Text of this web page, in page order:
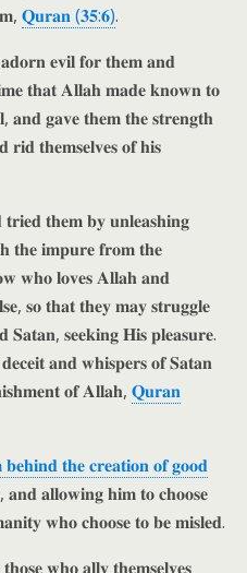
𝐐𝐮𝐫𝐚𝐧 (𝟑𝟓:𝟔).
𝐞𝐯𝐢𝐥 𝐟𝐨𝐫 𝐭𝐡𝐞𝐦 𝐚𝐧𝐝
𝐭𝐡𝐚𝐭 𝐀𝐥𝐥𝐚𝐡 𝐦𝐚𝐝𝐞 𝐤𝐧𝐨𝐰𝐧 𝐭𝐨
𝐚𝐧𝐝 𝐠𝐚𝐯𝐞 𝐭𝐡𝐞𝐦 𝐭𝐡𝐞 𝐬𝐭𝐫𝐞𝐧𝐠𝐭𝐡
𝐫𝐢𝐝 𝐭𝐡𝐞𝐦𝐬𝐞𝐥𝐯𝐞𝐬 𝐨𝐟 𝐡𝐢𝐬
𝐭𝐡𝐞𝐦 𝐛𝐲 𝐮𝐧𝐥𝐞𝐚𝐬𝐡𝐢𝐧𝐠
𝐭𝐡𝐞 𝐢𝐦𝐩𝐮𝐫𝐞 𝐟𝐫𝐨𝐦 𝐭𝐡𝐞
𝐰𝐡𝐨 𝐥𝐨𝐯𝐞𝐬 𝐀𝐥𝐥𝐚𝐡 𝐚𝐧𝐝
𝐬𝐨 𝐭𝐡𝐚𝐭 𝐭𝐡𝐞𝐲 𝐦𝐚𝐲 𝐬𝐭𝐫𝐮𝐠𝐠𝐥𝐞
𝐒𝐚𝐭𝐚𝐧, 𝐬𝐞𝐞𝐤𝐢𝐧𝐠 𝐇𝐢𝐬 𝐩𝐥𝐞𝐚𝐬𝐮𝐫𝐞.
𝐚𝐧𝐝 𝐰𝐡𝐢𝐬𝐩𝐞𝐫𝐬 𝐨𝐟 𝐒𝐚𝐭𝐚𝐧
𝐨𝐟 𝐀𝐥𝐥𝐚𝐡, 𝐐𝐮𝐫𝐚𝐧
𝐭𝐡𝐞 𝐜𝐫𝐞𝐚𝐭𝐢𝐨𝐧 𝐨𝐟 𝐠𝐨𝐨𝐝
𝐚𝐧𝐝 𝐚𝐥𝐥𝐨𝐰𝐢𝐧𝐠 𝐡𝐢𝐦 𝐭𝐨 𝐜𝐡𝐨𝐨𝐬𝐞
𝐰𝐡𝐨 𝐜𝐡𝐨𝐨𝐬𝐞 𝐭𝐨 𝐛𝐞 𝐦𝐢𝐬𝐥𝐞𝐝.
𝐰𝐡𝐨 𝐚𝐥𝐥𝐲 𝐭𝐡𝐞𝐦𝐬𝐞𝐥𝐯𝐞𝐬